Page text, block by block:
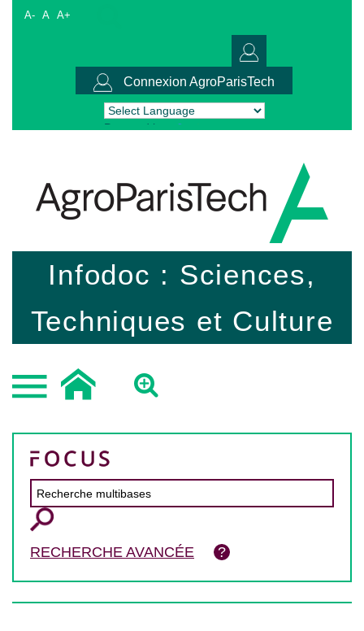
A- A A+
Connexion AgroParisTech
Powered by Translate
Infodoc : Sciences,
Techniques et Culture
RECHERCHE AVANCÉE